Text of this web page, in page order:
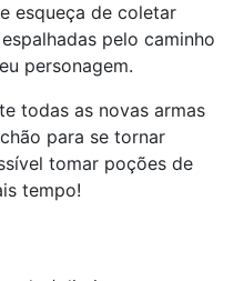
esqueça de coletar
pelo caminho
personagem.
todas as novas armas
para se tornar
tomar poções de
tempo!